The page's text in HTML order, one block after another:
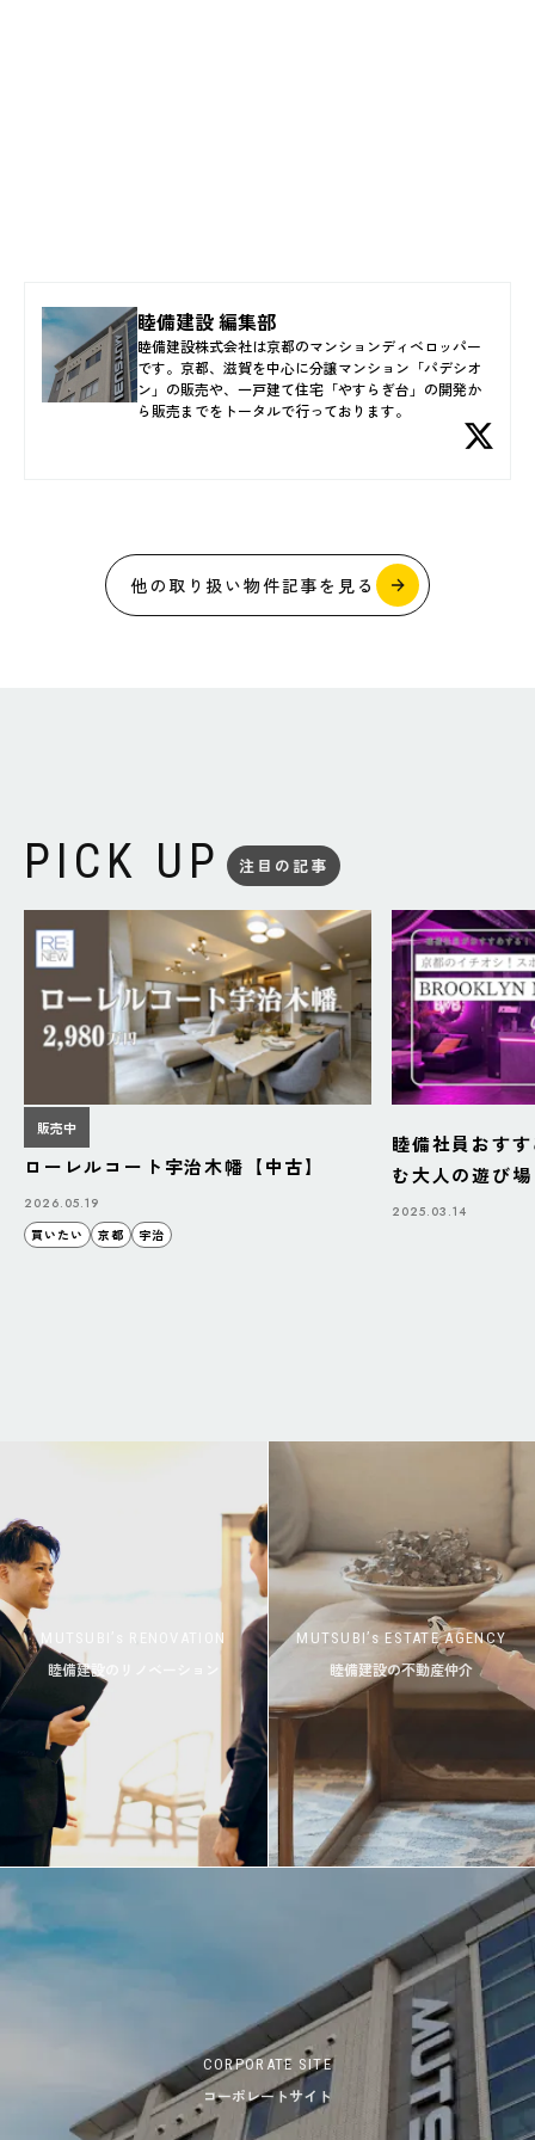
睦備建設 編集部
睦備建設株式会社は京都のマンションディベロッパー
です。京都、滋賀を中心に分譲マンション「パデシオ
ン」の販売や、一戸建て住宅「やすらぎ台」の開発か
ら販売までをトータルで行っております。
他の取り扱い物件記事を見る
PICK UP 注目の記事
販売中
ローレルコート宇治木幡【中古】
2026.05.19
買いたい
京都 宇治
睦備社員おす
む大人の遊び
BAZAAR」
2025.03.14
MUTSUBI’s RENOVATION
睦備建設のリノベーション
MUTSUBI’s ESTATE AGENCY
睦備建設の不動産仲介
CORPORATE SITE
コーポレートサイト